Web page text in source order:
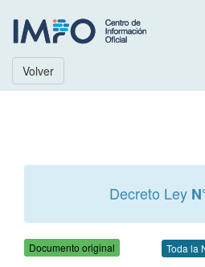
Volver
Decreto Ley
Documento original Toda la